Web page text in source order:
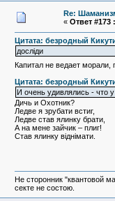
Re:
« Ответ #173 :
Цитата: безродный
дослiди
Капитал не ведает морали,
Цитата: безродный
И очень удивлялись - что
Дичь и Охотник?
Ледве я зрубати встиг,
Ледве став ялинку брати,
А на мене зайчик – плиг!
Став ялинку віднімати.
Не сторонник "квантовой
секте не состою.